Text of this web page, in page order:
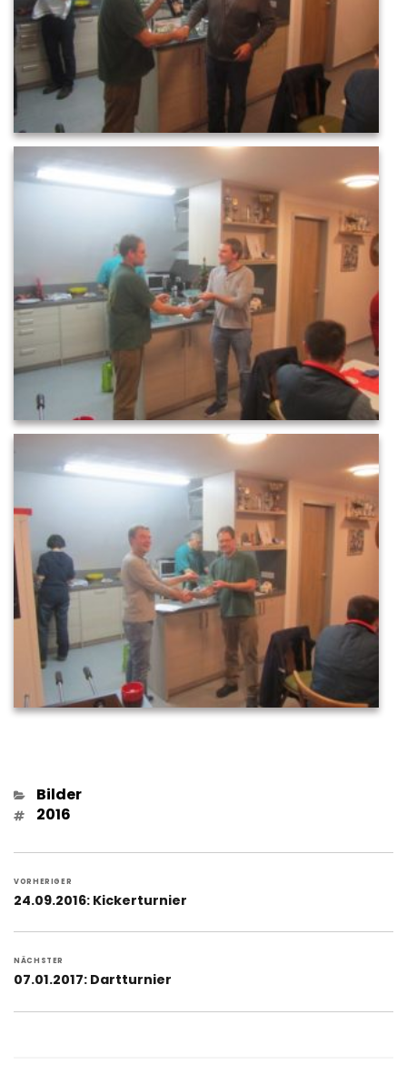
Kategorien
Bilder
Schlagwörter
2016
VORHERIGER
Vorheriger
24.09.2016: Kickerturnier
NÄCHSTER
Nächster
07.01.2017: Dartturnier